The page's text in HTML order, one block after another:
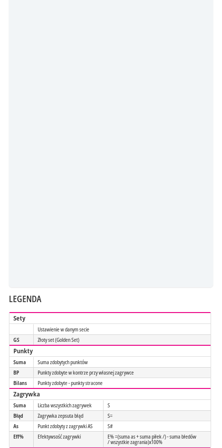
LEGENDA
Sety
Ustawienie w danym secie
GS
Złoty set (Golden Set)
Punkty
Suma
Suma zdobytych punktów
BP
Punkty zdobyte w kontrze przy własnej zagrywce
Bilans
Punkty zdobyte - punkty stracone
Zagrywka
Suma Liczba wszystkich zagrywek
S
Błąd
Zagrywka zepsuta błąd
S=
As
Punkt zdobyty z zagrywki AS
S#
Eff%
Efektywsość zagrywki E% =(suma as + suma piłek /) - suma błedów
/ wszystkie zagrania)x100%